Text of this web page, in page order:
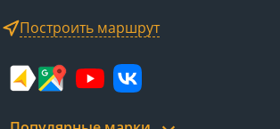
Построить маршрут